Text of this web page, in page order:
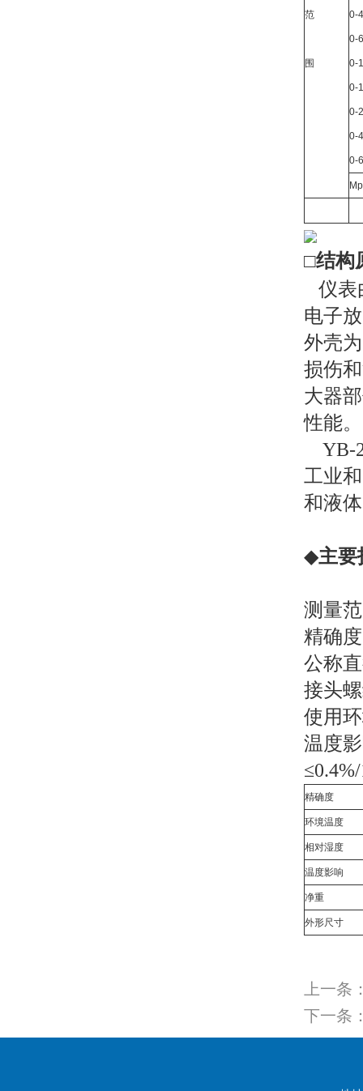
范
围
0-4
0-6
0-
0-
0-
0-
0-
□结构
仪表
电子
外壳
损伤
大器
性能。
YB-
工业
和液
◆主要
测量
精确
公称
接头
使用
温度
精确度
环境温度
相对湿度
温度影响
净重
外形尺寸
上一条
下一条